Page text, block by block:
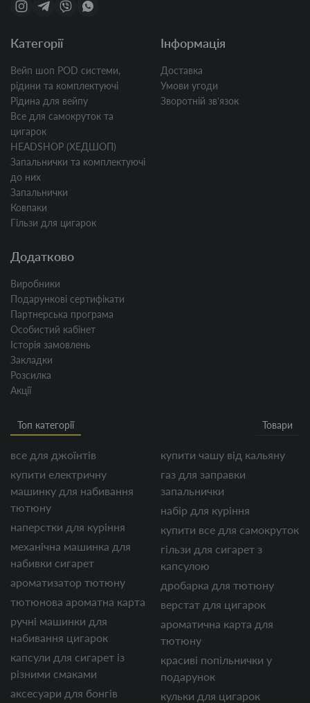
Категорії
Вейп шоп POD системи,
рідини та комплектуючі
Рідина для вейпу
Все для самокруток та
цигарок
HEADSHOP (ХЕДШОП)
Запальнички та комплектуючі
до них
Запальнички
Ковпаки
Гільзи для цигарок
Інформація
Доставка
Умови угоди
Зворотній звʼязок
Додатково
Виробники
Подарункові сертифікати
Партнерська програма
Особистий кабінет
Історія замовлень
Закладки
Розсилка
Акції
Топ категорії Товари
все для джоїнтів
купити електричну
машинку для набивання
тютюну
наперстки для куріння
механічна машинка для
набивки сигарет
ароматизатор тютюну
тютюнова ароматна карта
ручні машинки для
набивання цигарок
капсули для сигарет із
різними смаками
аксесуари для бонгів
купити чашу від кальяну
газ для заправки
запальнички
набір для куріння
купити все для самокруток
гільзи для сигарет з
капсулою
дробарка для тютюну
верстат для цигарок
ароматична карта для
тютюну
красиві попільнички у
подарунок
кульки для цигарок